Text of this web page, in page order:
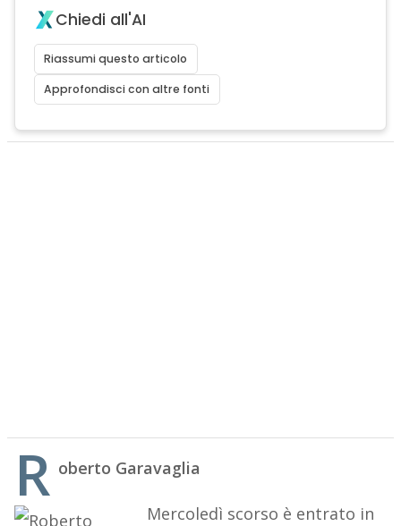
Chiedi all'AI
Riassumi questo articolo
Approfondisci con altre fonti
R oberto Garavaglia
Mercoledì scorso è entrato in